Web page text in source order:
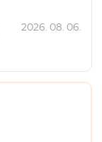
2026. 08. 06.